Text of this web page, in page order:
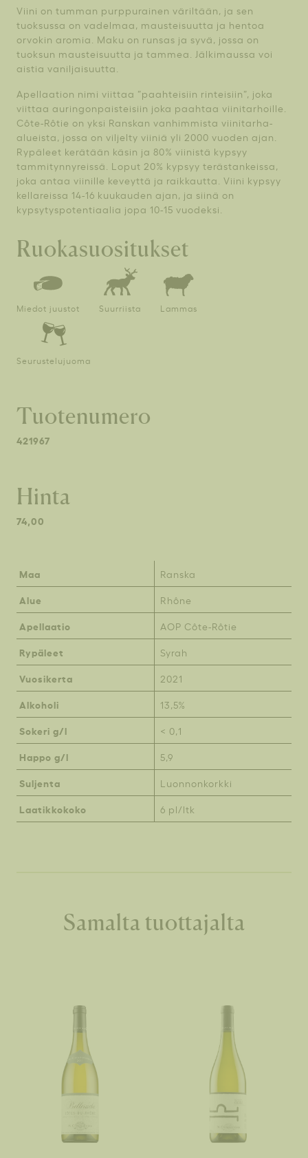
Viini on tumman purppurainen väriltään, ja sen
tuoksussa on vadelmaa, mausteisuutta ja hentoa
orvokin aromia. Maku on runsas ja syvä, jossa on
tuoksun mausteisuutta ja tammea. Jälkimaussa voi
aistia vaniljaisuutta.
Apellaation nimi viittaa ”paahteisiin rinteisiin”, joka
viittaa auringonpaisteisiin joka paahtaa viinitarhoille.
Côte-Rôtie on yksi Ranskan vanhimmista viinitarha-
alueista, jossa on viljelty viiniä yli 2000 vuoden ajan.
Rypäleet kerätään käsin ja 80% viinistä kypsyy
tammitynnyreissä. Loput 20% kypsyy terästankeissa,
joka antaa viinille keveyttä ja raikkautta. Viini kypsyy
kellareissa 14-16 kuukauden ajan, ja siinä on
kypsytyspotentiaalia jopa 10-15 vuodeksi.
Ruokasuositukset
Miedot juustot Suurriista Lammas
Seurustelujuoma
Tuotenumero
421967
Hinta
74,00
Maa Ranska
Alue Rhône
Apellaatio AOP Côte-Rôtie
Rypäleet Syrah
Vuosikerta 2021
Alkoholi 13,5%
Sokeri g/l < 0,1
Happo g/l 5,9
Suljenta Luonnonkorkki
Laatikkokoko 6 pl/ltk
Samalta tuottajalta